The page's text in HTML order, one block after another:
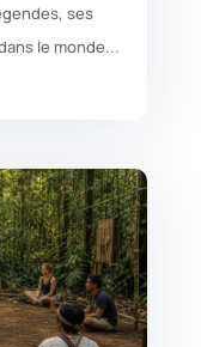
ses
le monde...